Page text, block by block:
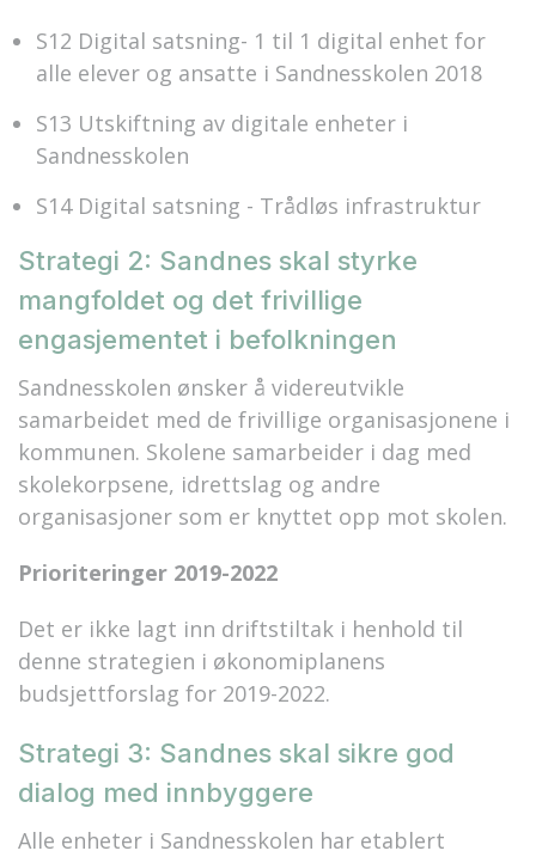
S12 Digital satsning- 1 til 1 digital enhet for
alle elever og ansatte i Sandnesskolen 2018
S13 Utskiftning av digitale enheter i
Sandnesskolen
S14 Digital satsning - Trådløs infrastruktur
Strategi 2: Sandnes skal styrke
mangfoldet og det frivillige
engasjementet i befolkningen
Sandnesskolen ønsker å videreutvikle
samarbeidet med de frivillige organisasjonene i
kommunen. Skolene samarbeider i dag med
skolekorpsene, idrettslag og andre
organisasjoner som er knyttet opp mot skolen.
Prioriteringer 2019-2022
Det er ikke lagt inn driftstiltak i henhold til
denne strategien i økonomiplanens
budsjettforslag for 2019-2022.
Strategi 3: Sandnes skal sikre god
dialog med innbyggere
Alle enheter i Sandnesskolen har etablert